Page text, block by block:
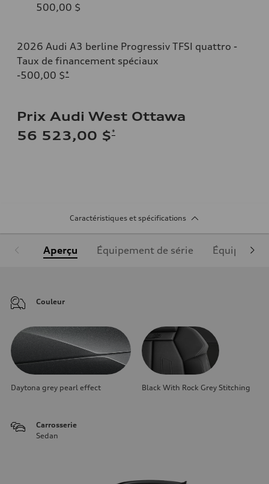
500,00 $
2026 Audi A3 berline Progressiv TFSI quattro -
Taux de financement spéciaux
-500,00 $*
Prix Audi West Ottawa
56 523,00 $*
Caractéristiques et spécifications
Aperçu Équipement de série
Couleur
Daytona grey pearl effect Black With Rock Grey Stitching
Carrosserie
Sedan